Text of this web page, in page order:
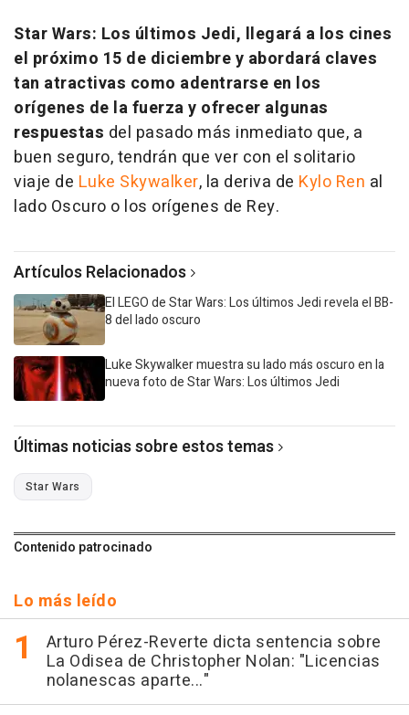
Star Wars: Los últimos Jedi, llegará a los cines
el próximo 15 de diciembre y abordará claves
tan atractivas como adentrarse en los
orígenes de la fuerza y ofrecer algunas
respuestas del pasado más inmediato que, a
buen seguro, tendrán que ver con el solitario
viaje de Luke Skywalker, la deriva de Kylo Ren al
lado Oscuro o los orígenes de Rey.
Artículos Relacionados
El LEGO de Star Wars: Los últimos Jedi revela el BB-
8 del lado oscuro
Luke Skywalker muestra su lado más oscuro en la
nueva foto de Star Wars: Los últimos Jedi
Últimas noticias sobre estos temas
Star Wars
Contenido patrocinado
Lo más leído
Arturo Pérez-Reverte dicta sentencia sobre
La Odisea de Christopher Nolan: "Licencias
nolanescas aparte..."